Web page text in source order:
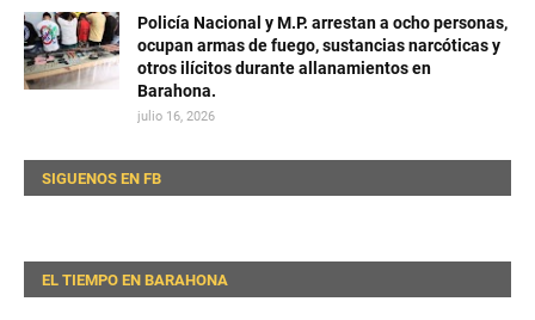
Policía Nacional y M.P. arrestan a ocho personas,
ocupan armas de fuego, sustancias narcóticas y
otros ilícitos durante allanamientos en
Barahona.
julio 16, 2026
SIGUENOS EN FB
EL TIEMPO EN BARAHONA